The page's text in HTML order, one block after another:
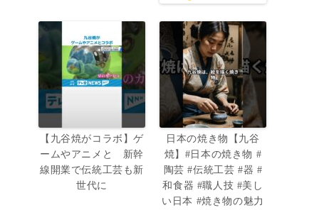
【九谷焼がコラボ】ゲ
ームやアニメと 新幹
線開業で伝統工芸も新
世代に
日本の焼き物【九谷
焼】#日本の焼き物 #
陶芸 #伝統工芸 #器 #
和食器 #職人技 #美し
い日本 #焼き物の魅力